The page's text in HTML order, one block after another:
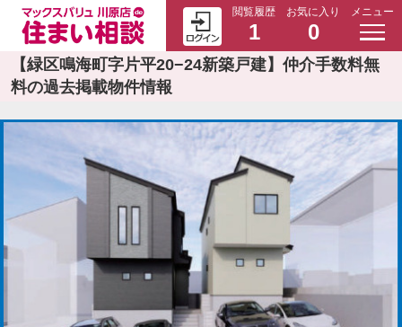
閲覧履歴
1
お気に入り
0
メニュー
【緑区鳴海町字片平20−24新築戸建】仲介手数料無
料の過去掲載物件情報